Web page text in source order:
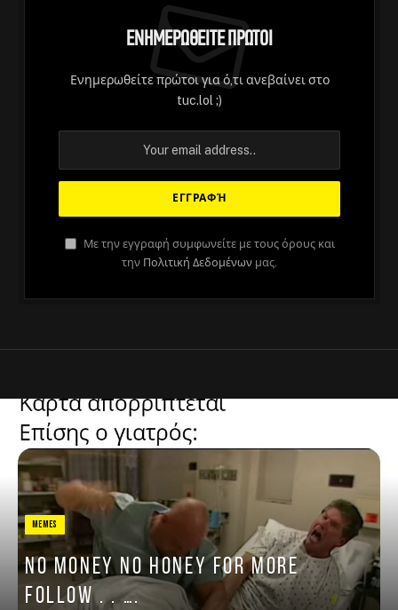
Ενημερωθείτε Πρώτοι
Ενημερωθείτε πρώτοι για ό,τι ανεβαίνει στο
tuc.lol ;)
Με την εγγραφή συμφωνείτε με τους όρους και
την Πολιτική Δεδομένων μας.
MEMES
No money no honey For more
follow . . ….